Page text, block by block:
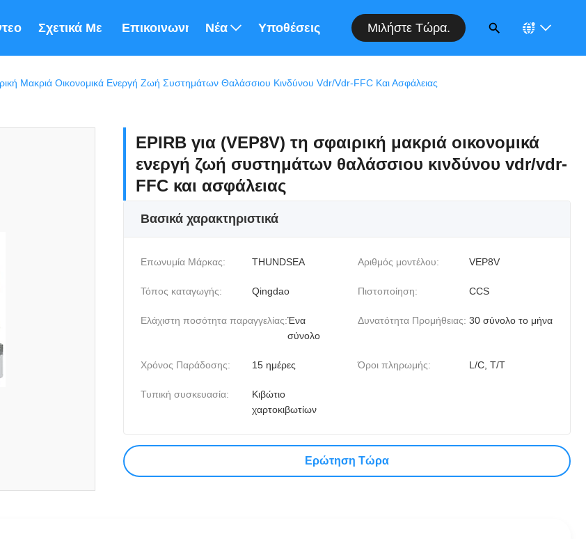
Σχετικά Με ΕμάςΕπικοινωνήστε Μαζί Μας
Νέα Υποθέσεις Μιλήστε Τώρα.
Μακριά Οικονομικά Ενεργή Ζωή Συστημάτων Θαλάσσιου Κινδύνου Vdr/vdr-FFC Και Ασφάλειας
EPIRB για (VEP8V) τη σφαιρική μακριά οικονομικά
ενεργή ζωή συστημάτων θαλάσσιου κινδύνου vdr/vdr-
FFC και ασφάλειας
Βασικά χαρακτηριστικά
Επωνυμία Μάρκας: THUNDSEA Αριθμός μοντέλου: VEP8V
Τόπος καταγωγής: Qingdao Πιστοποίηση: CCS
Ελάχιστη ποσότητα παραγγελίας:Ένα
σύνολο
Δυνατότητα Προμήθειας: 30 σύνολο το μήνα
Χρόνος Παράδοσης: 15 ημέρες Όροι πληρωμής: L/C, T/T
Τυπική συσκευασία:
Κιβώτιο
χαρτοκιβωτίων
Ερώτηση Τώρα